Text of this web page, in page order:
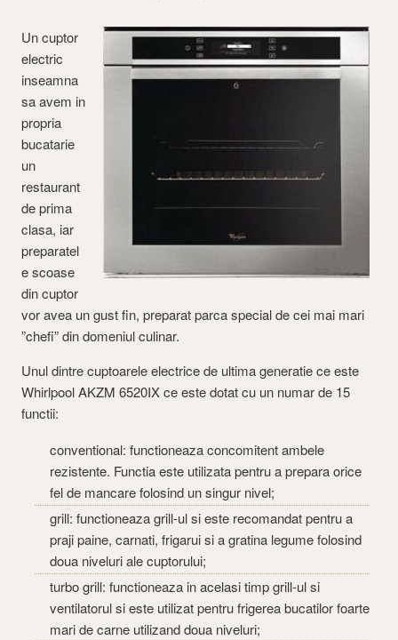
Un cuptor
electric
inseamna
sa avem in
propria
bucatarie
un
restaurant
de prima
clasa, iar
preparatel
e scoase
din cuptor
vor avea un gust fin, preparat parca special de cei mai mari
”chefi” din domeniul culinar.
Unul dintre cuptoarele electrice de ultima generatie ce este
Whirlpool AKZM 6520IX ce este dotat cu un numar de 15
functii:
conventional: functioneaza concomitent ambele
rezistente. Functia este utilizata pentru a prepara orice
fel de mancare folosind un singur nivel;
grill: functioneaza grill-ul si este recomandat pentru a
praji paine, carnati, frigarui si a gratina legume folosind
doua niveluri ale cuptorului;
turbo grill: functioneaza in acelasi timp grill-ul si
ventilatorul si este utilizat pentru frigerea bucatilor foarte
mari de carne utilizand doua niveluri;